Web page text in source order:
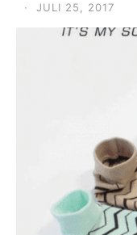
· JULI 25, 2017